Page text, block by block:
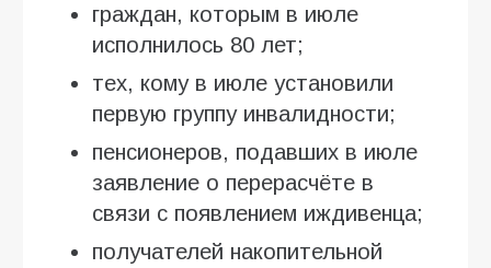
граждан, которым в июле
исполнилось 80 лет;
тех, кому в июле установили
первую группу инвалидности;
пенсионеров, подавших в июле
заявление о перерасчёте в
связи с появлением иждивенца;
получателей накопительной